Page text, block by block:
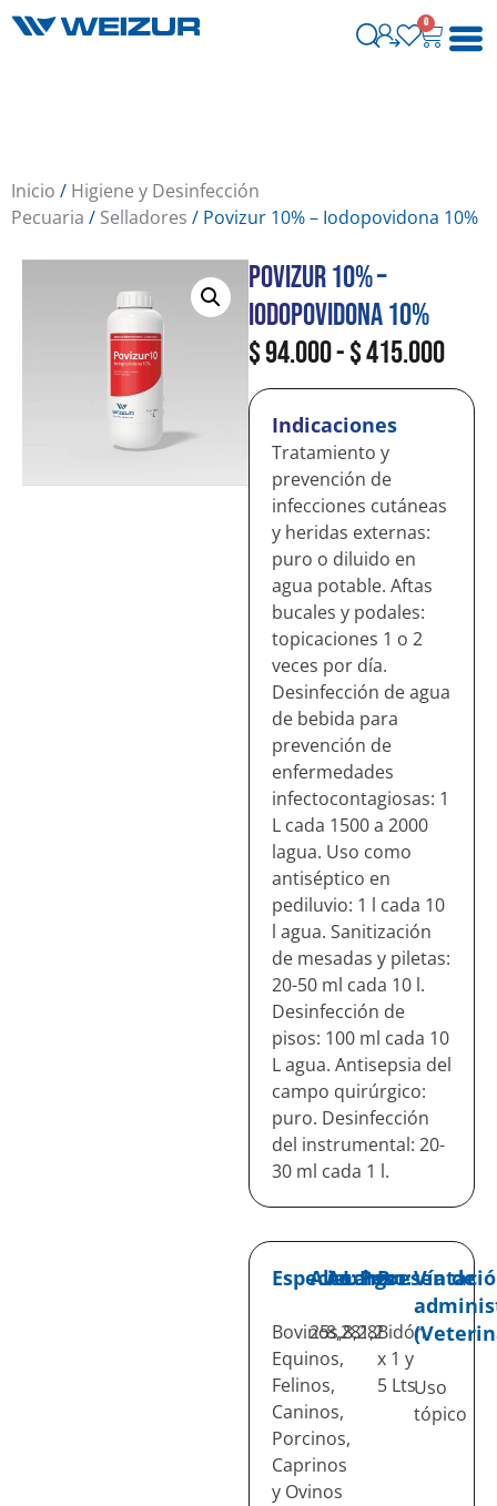
0
Inicio / Higiene y Desinfección
Pecuaria / Selladores / Povizur 10% – Iodopovidona 10%
Povizur 10% –
Iodopovidona 10%
$94.000-$415.000
Indicaciones
Tratamiento y
prevención de
infecciones cutáneas
y heridas externas:
puro o diluido en
agua potable. Aftas
bucales y podales:
topicaciones 1 o 2
veces por día.
Desinfección de agua
de bebida para
prevención de
enfermedades
infectocontagiosas: 1
L cada 1500 a 2000
lagua. Uso como
antiséptico en
pediluvio: 1 l cada 10
l agua. Sanitización
de mesadas y piletas:
20-50 ml cada 10 l.
Desinfección de
pisos: 100 ml cada 10
L agua. Antisepsia del
campo quirúrgico:
puro. Desinfección
del instrumental: 20-
30 ml cada 1 l.
Especie:
Bovinos,
Equinos,
Felinos,
Caninos,
Porcinos,
Caprinos
y Ovinos
Alto:
25
Ancho:
8,28
Largo:
8,28
Peso:
1,2Bidón
x 1 y
5 Lts
Vía de
Uso
tópico